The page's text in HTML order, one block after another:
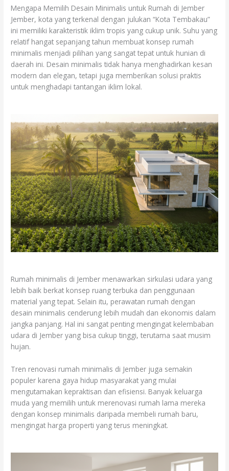
Mengapa Memilih Desain Minimalis untuk Rumah di Jember
Jember, kota yang terkenal dengan julukan “Kota Tembakau”
ini memiliki karakteristik iklim tropis yang cukup unik. Suhu yang
relatif hangat sepanjang tahun membuat konsep rumah
minimalis menjadi pilihan yang sangat tepat untuk hunian di
daerah ini. Desain minimalis tidak hanya menghadirkan kesan
modern dan elegan, tetapi juga memberikan solusi praktis
untuk menghadapi tantangan iklim lokal.
Rumah minimalis di Jember menawarkan sirkulasi udara yang
lebih baik berkat konsep ruang terbuka dan penggunaan
material yang tepat. Selain itu, perawatan rumah dengan
desain minimalis cenderung lebih mudah dan ekonomis dalam
jangka panjang. Hal ini sangat penting mengingat kelembaban
udara di Jember yang bisa cukup tinggi, terutama saat musim
hujan.
Tren renovasi rumah minimalis di Jember juga semakin
populer karena gaya hidup masyarakat yang mulai
mengutamakan kepraktisan dan efisiensi. Banyak keluarga
muda yang memilih untuk merenovasi rumah lama mereka
dengan konsep minimalis daripada membeli rumah baru,
mengingat harga properti yang terus meningkat.